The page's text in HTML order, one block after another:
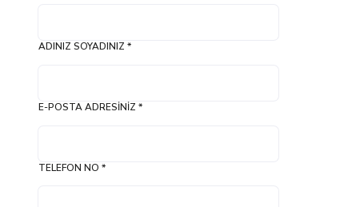
ADINIZ SOYADINIZ *
E-POSTA ADRESINIZ *
TELEFON NO *